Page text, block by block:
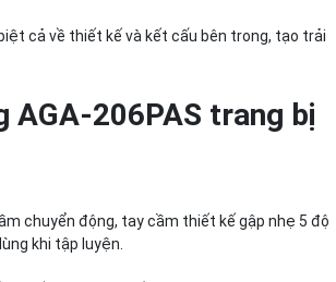
cả về thiết kế và kết cấu bên trong, tạo trải
AGA-206PAS trang bị
chuyển động, tay cầm thiết kế gập nhẹ 5 độ
khi tập luyện.